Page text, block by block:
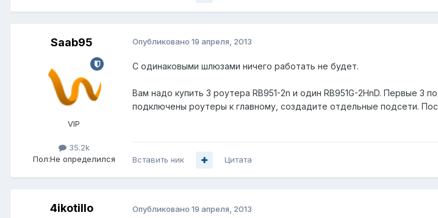
Saab95
VIP
35.2k
Пол:Не определился
Опубликовано 19 апреля, 2013
С одинаковыми шлюзами ничего работать не будет.
Вам надо купить 3 роутера RB951-2n и один RB951G-2HnD. Первые 3
подключены роутеры к главному, создадите отдельные подсети.
Вставить ник Цитата
4ikotillo Опубликовано 19 апреля, 2013